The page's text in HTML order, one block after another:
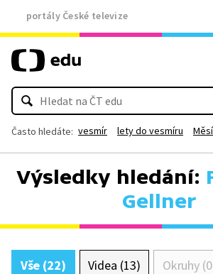
portály České televize
Často hledáte: vesmír lety do vesmíru
Výsledky hledání:
Gellner
Vše (22) Videa (13) Okruhy